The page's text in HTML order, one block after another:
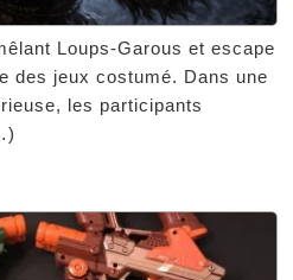
Loups-Garous et escape
des jeux costumé. Dans une
les participants